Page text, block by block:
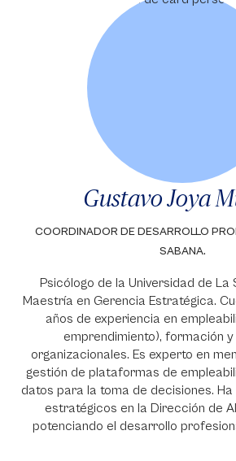
Gustavo Joya
COORDINADOR DE DESARROLLO
SABANA.
Psicólogo de la Universidad de La
Maestría en Gerencia Estratégica.
años de experiencia en
emprendimiento), formación
organizacionales. Es experto en
gestión de plataformas de
datos para la toma de decisiones.
estratégicos en la Dirección de
potenciando el desarrollo